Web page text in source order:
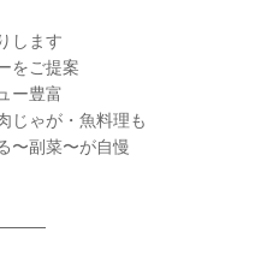
します
をご提案
ー豊富
じゃが・魚料理も
〜副菜〜が自慢